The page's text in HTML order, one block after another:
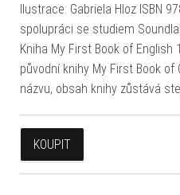
Ilustrace: Gabriela Hloz ISBN
spolupráci se studiem
Kniha My First Book of
původní knihy My First Book of
názvu, obsah knihy zůstává
KOUPIT